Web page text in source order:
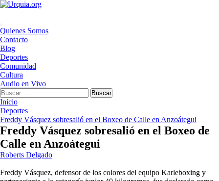
Saltar
Menú
principal
Quienes Somos
Contacto
Blog
Deportes
Comunidad
Cultura
Audio en Vivo
Buscar:
Inicio
Deportes
Freddy Vásquez sobresalió en el Boxeo de Calle en Anzoátegui
Freddy Vásquez sobresalió en el Boxeo de
Calle en Anzoátegui
Roberts Delgado
Freddy Vásquez, defensor de los colores del equipo Karleboxing y